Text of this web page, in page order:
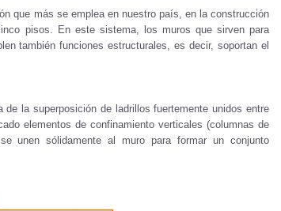
que más se emplea en nuestro país, en la construcción
pisos. En este sistema, los muros que sirven para
también funciones estructurales, es decir, soportan el
la superposición de ladrillos fuertemente unidos entre
elementos de confinamiento verticales (columnas de
unen sólidamente al muro para formar un conjunto